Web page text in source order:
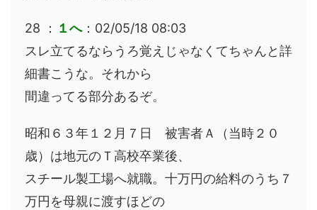
28 ： １へ：02/05/18 08:03
スレ立てるならうろ覚えじゃなくてちゃんと詳
細書こうな。それから
間違ってる部分あるぞ。
昭和６３年１２月７日 被害者Ａ（当時２０
歳）は地元のＴ高校卒業後、
スチール製工場へ就職。十万円の給料のうち７
万円を母親に渡すほどの